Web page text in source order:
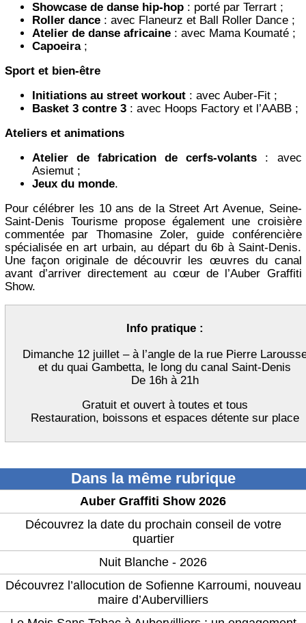
Showcase de danse hip-hop: porté par Terrart ;
Roller dance: avec Flaneurz et Ball Roller Dance ;
Atelier de danse africaine: avec Mama Koumaté ;
Capoeira;
Sport et bien-être
Initiations au street workout: avec Auber-Fit ;
Basket 3 contre 3: avec Hoops Factory et l’AABB ;
Ateliers et animations
Atelier de fabrication de cerfs-volants : avec
Asiemut ;
Jeux du monde.
Pour célébrer les 10 ans de la Street Art Avenue, Seine-
Saint-Denis Tourisme propose également une croisière
commentée par Thomasine Zoler, guide conférencière
spécialisée en art urbain, au départ du 6b à Saint-Denis.
Une façon originale de découvrir les œuvres du canal
avant d’arriver directement au cœur de l’Auber Graffiti
Show.
Info pratique :
Dimanche 12 juillet – à l’angle de la rue Pierre
et du quai Gambetta, le long du canal Saint-Denis
De 16h à 21h
Gratuit et ouvert à toutes et tous
Restauration, boissons et espaces détente sur place
Dans la même rubrique
Auber Graffiti Show 2026
Découvrez la date du prochain conseil de votre
quartier
Nuit Blanche - 2026
Découvrez l’allocution de Sofienne Karroumi, nouveau
maire d’Aubervilliers